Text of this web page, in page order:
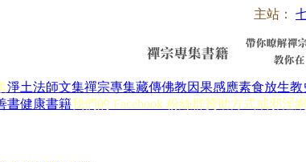
主站：
淨土法師文集禪宗專集藏傳佛教因果感應素食放生教
書健康書籍我們的 Facebook 粉絲群贊助方式戒邪淫網